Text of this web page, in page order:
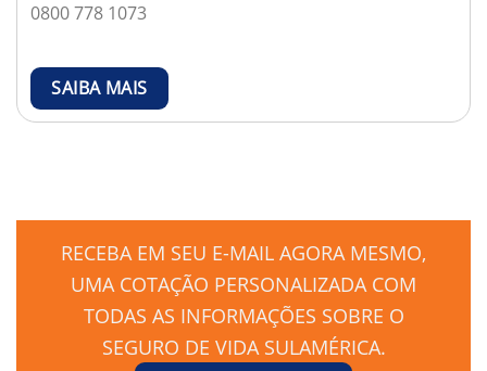
0800 778 1073
SAIBA MAIS
RECEBA EM SEU E-MAIL AGORA MESMO,
UMA COTAÇÃO PERSONALIZADA COM
TODAS AS INFORMAÇÕES SOBRE O
SEGURO DE VIDA SULAMÉRICA.